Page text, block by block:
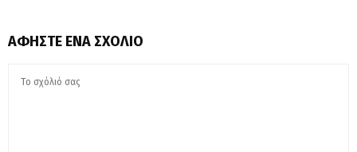
ΑΦΉΣΤΕ ΈΝΑ ΣΧΌΛΙΟ